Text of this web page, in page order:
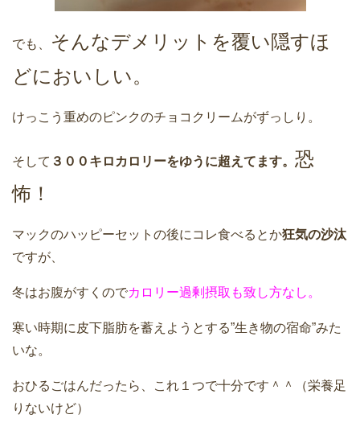
でも、
そんなデメリットを覆い隠すほ
どにおいしい。
けっこう重めのピンクのチョコクリームがずっしり。
そして ３００キロカロリーをゆうに超えてます。 恐
怖！
マックのハッピーセットの後にコレ食べるとか狂気の沙汰
ですが、
冬はお腹がすくのでカロリー過剰摂取も致し方なし。
寒い時期に皮下脂肪を蓄えようとする”生き物の宿命”みた
いな。
おひるごはんだったら、これ１つで十分です＾＾（栄養足
りないけど）